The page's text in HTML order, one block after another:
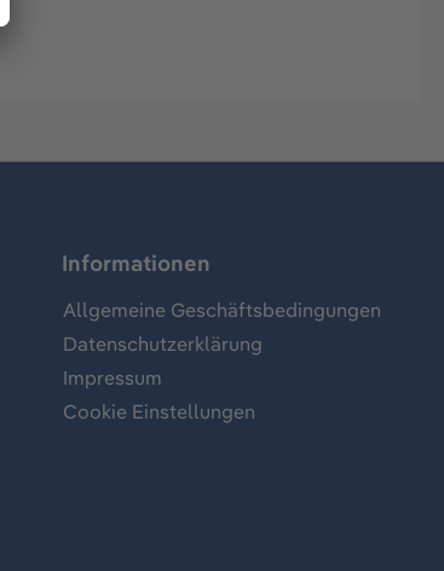
Informationen
Allgemeine Geschäftsbedingungen
Datenschutzerklärung
Impressum
Cookie Einstellungen